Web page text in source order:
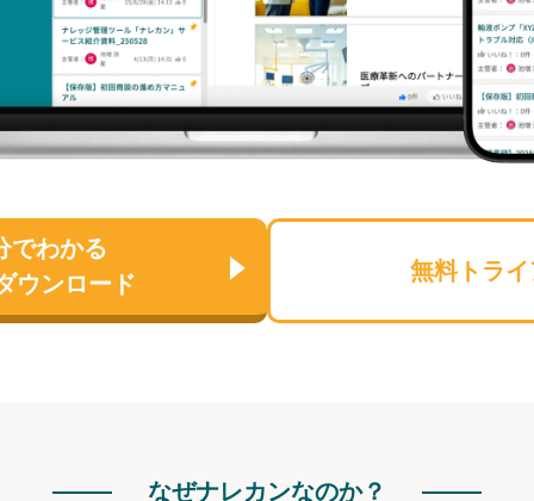
でわかる
ウンロード
無料トラ
なぜナレカンなのか？